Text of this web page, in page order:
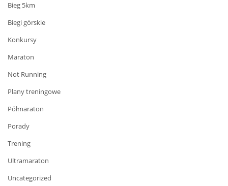
Bieg 5km
Biegi górskie
Konkursy
Maraton
Not Running
Plany treningowe
Półmaraton
Porady
Trening
Ultramaraton
Uncategorized